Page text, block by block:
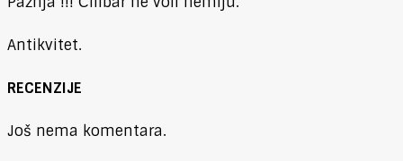
Antikvitet.
RECENZIJE
Još nema komentara.